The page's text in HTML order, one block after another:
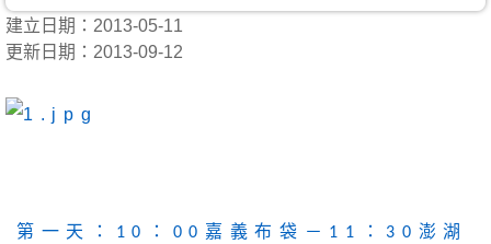
建立日期：2013-05-11
更新日期：2013-09-12
第一天： 10 ： 00 嘉義布袋－ 11 ： 30 澎湖